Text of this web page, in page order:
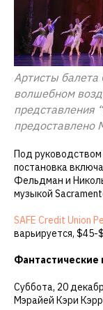
Артисты
волшебном
представления
предоставлено
Под
постановка
Фельдман и
музыкой
SAFE Credit Union
варьируется, $45-
Фантастические
Суббота, 20
Мэрайей Кэри